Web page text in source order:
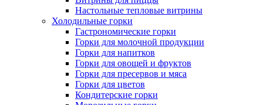
Настольные тепловые витрины
Холодильные горки
Гастрономические горки
Горки для молочной продукции
Горки для напитков
Горки для овощей и фруктов
Горки для пресервов и мяса
Горки для цветов
Кондитерские горки